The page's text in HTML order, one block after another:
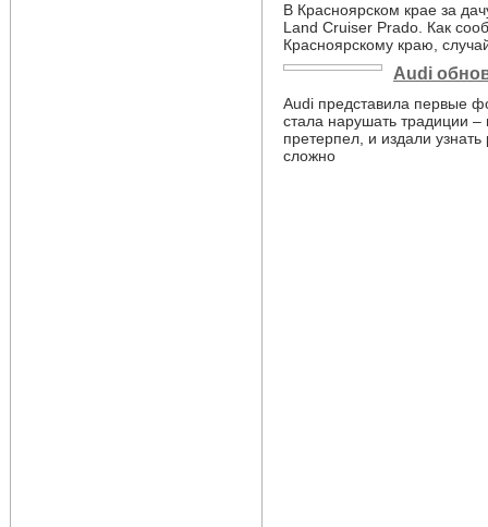
В Красноярском крае за
Land Cruiser Prado. Как
Красноярскому краю,
Audi
Audi представила первые
стала нарушать традиции
претерпел, и издали
сложно